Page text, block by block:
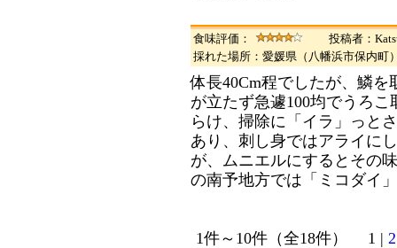
食味評価：
投稿者：
採れた場所：愛媛県（八幡浜市保
体長40Cm程でしたが、鱗
が立たず急遽100均でうろ
らけ、掃除に「イラ」っと
あり、刺し身ではアライに
が、ムニエルにするとその
の南予地方では「ミコダイ
1件～10件（全18件） 1 | 2